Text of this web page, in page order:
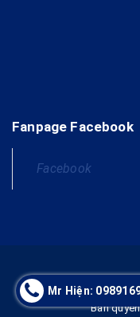
Fanpage Facebook
Facebook
Bản
Mr Hiện: